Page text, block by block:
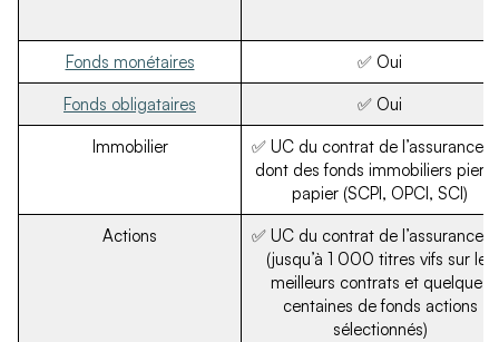
Fonds monétaires
✅ Oui
Fonds obligataires
✅ Oui
Immobilier
✅ UC du contrat de l’assurance
dont des fonds immobiliers
papier (SCPI, OPCI, SCI)
Actions
✅ UC du contrat de l’assurance
(jusqu’à 1 000 titres vifs sur les
meilleurs contrats et quelques
centaines de fonds actions
sélectionnés)